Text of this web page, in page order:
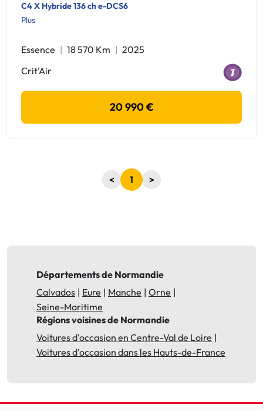
C4 X Hybride 136 ch e-DCS6
Plus
Essence 18 570 Km
2025
Crit'Air
20 990 €
< 1 >
Départements de Normandie
Calvados
Eure Manche
Orne
Seine-Maritime
Régions voisines de Normandie
Voitures d'occasion en Centre-Val de Loire
Voitures d'occasion dans les Hauts-de-France